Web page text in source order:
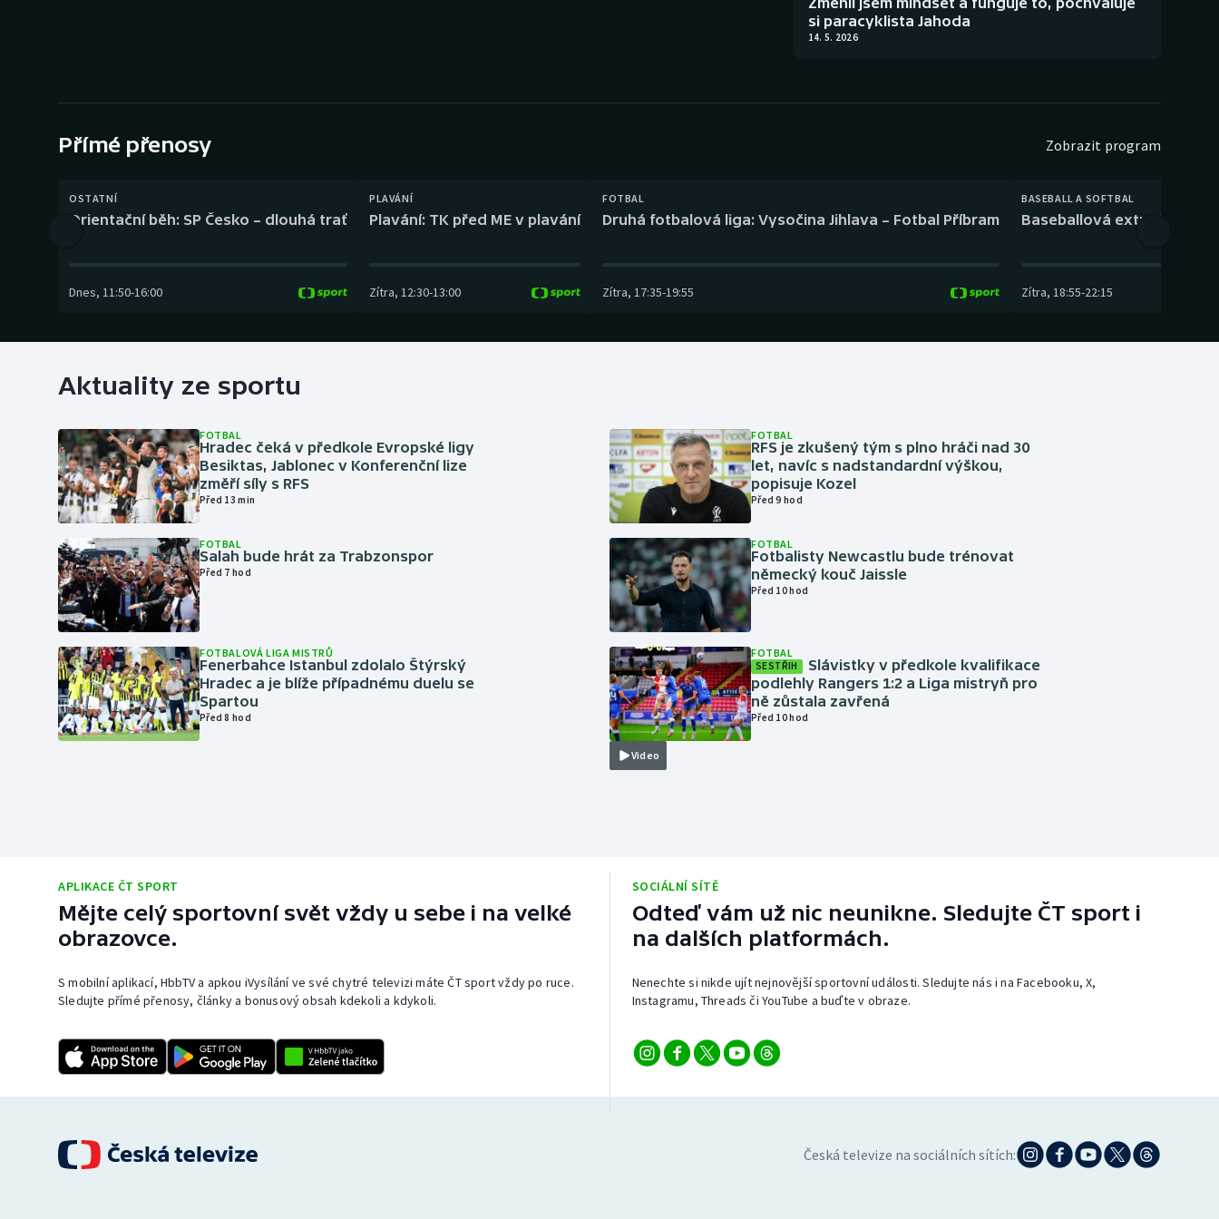
Gymnastika Plážový volejbal
si paracyklista Jahoda
14. 5. 2026
Přímé přenosy Zobrazit program
OSTATNÍ
Orientační běh: SP Česko – dlouhá trať
Dnes, 11:50-16:00
PLAVÁNÍ
Plavání: TK před ME v plavání
Zítra, 12:30-13:00
FOTBAL
Druhá fotbalová liga: Vysočina Jihlava – Fotbal Příbram
Zítra, 17:35-19:55
BASEBALL A SOFTBAL
Baseballová extraliga:
Zítra, 18:55-22:15
Aktuality ze sportu
FOTBAL
Hradec čeká v předkole Evropské ligy
Besiktas, Jablonec v Konferenční lize
změří síly s RFS
Před 13 min
FOTBAL
Salah bude hrát za Trabzonspor
Před 7 hod
FOTBALOVÁ LIGA MISTRŮ
Fenerbahce Istanbul zdolalo Štýrský
Hradec a je blíže případnému duelu se
Spartou
Před 8 hod
FOTBAL
RFS je zkušený tým s plno hráči nad 30
let, navíc s nadstandardní výškou,
popisuje Kozel
Před 9 hod
FOTBAL
Fotbalisty Newcastlu bude trénovat
německý kouč Jaissle
Před 10 hod
Video
FOTBAL
SESTŘIH
Slávistky v předkole kvalifikace
podlehly Rangers 1:2 a Liga mistryň pro
ně zůstala zavřená
Před 10 hod
APLIKACE ČT SPORT
Mějte celý sportovní svět vždy u sebe i na velké
obrazovce.
S mobilní aplikací, HbbTV a apkou iVysílání ve své chytré televizi máte ČT sport vždy po ruce.
Sledujte přímé přenosy, články a bonusový obsah kdekoli a kdykoli.
SOCIÁLNÍ SÍTĚ
Odteď vám už nic neunikne. Sledujte ČT sport i
na dalších platformách.
Nenechte si nikde ujít nejnovější sportovní události. Sledujte nás i na Facebooku, X,
Instagramu, Threads či YouTube a buďte v obraze.
Česká televize na sociálních sítích: